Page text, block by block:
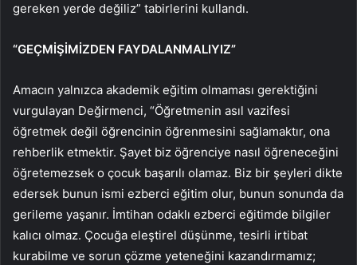
gereken yerde değiliz” tabirlerini kullandı.
“GEÇMİŞİMİZDEN FAYDALANMALIYIZ”
Amacın yalnızca akademik eğitim olmaması gerektiğini
vurgulayan Değirmenci, “Öğretmenin asıl vazifesi
öğretmek değil öğrencinin öğrenmesini sağlamaktır, ona
rehberlik etmektir. Şayet biz öğrenciye nasıl öğreneceğini
öğretemezsek o çocuk başarılı olamaz. Biz bir şeyleri dikte
edersek bunun ismi ezberci eğitim olur, bunun sonunda da
gerileme yaşanır. İmtihan odaklı ezberci eğitimde bilgiler
kalıcı olmaz. Çocuğa eleştirel düşünme, tesirli irtibat
kurabilme ve sorun çözme yeteneğini kazandırmamız;